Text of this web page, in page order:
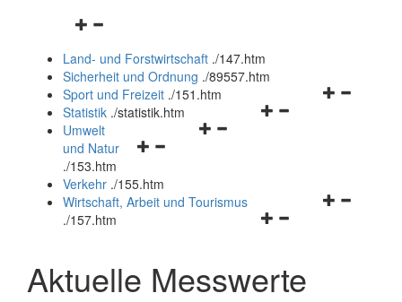
Navigationsmenü
und
schließen
Land- und Forstwirtschaft ./147.htm
Sicherheit und Ordnung ./89557.htm
Navigationsmenü
Sport und Freizeit ./151.htm
Navigationsmenü
Statistik ./statistik.htm
Navigationsmenü
und
schließen
Umwelt
und Natur
./153.htm
Verkehr ./155.htm
Navigationsmenü
schließen
Wirtschaft, Arbeit und Tourismus
./157.htm
Aktuelle Messwerte